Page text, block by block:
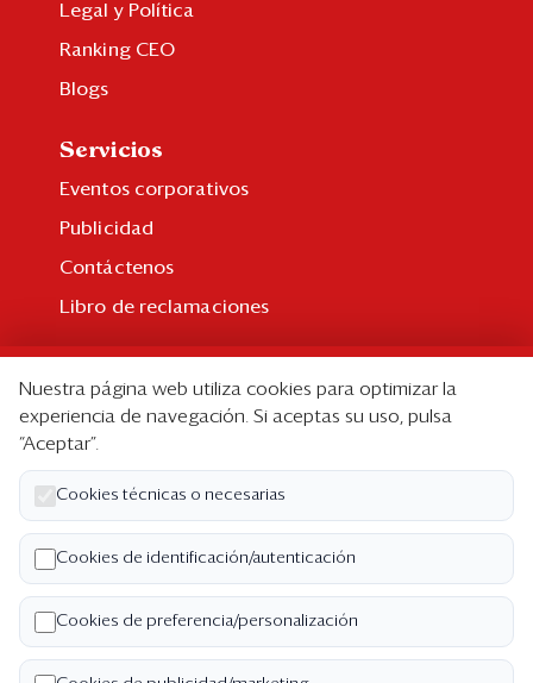
Legal y Política
Ranking CEO
Blogs
Servicios
Eventos corporativos
Publicidad
Contáctenos
Libro de reclamaciones
Suscripción individual
Paquetes corporativos
Edición Impresa
Nosotros
Quiénes somos
Código de ética
Términos y Condiciones
Nuestra página web utiliza cookies para optimizar la
experiencia de navegación. Si aceptas su uso, pulsa
“Aceptar”.
Cookies técnicas o necesarias
Cookies de identificación/autenticación
Cookies de preferencia/personalización